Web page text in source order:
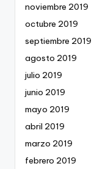
noviembre 2019
octubre 2019
septiembre 2019
agosto 2019
julio 2019
junio 2019
mayo 2019
abril 2019
marzo 2019
febrero 2019